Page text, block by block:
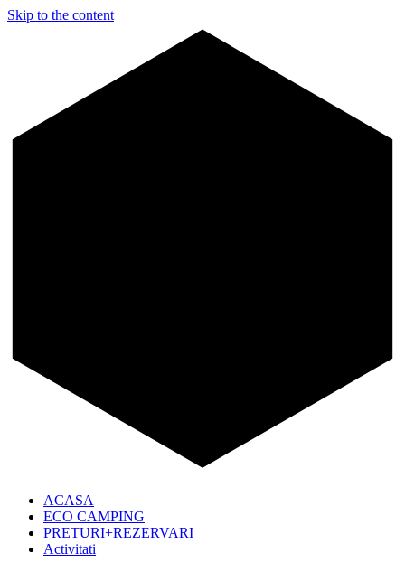
Skip to the content
ACASA
ECO CAMPING
PRETURI+REZERVARI
Activitati